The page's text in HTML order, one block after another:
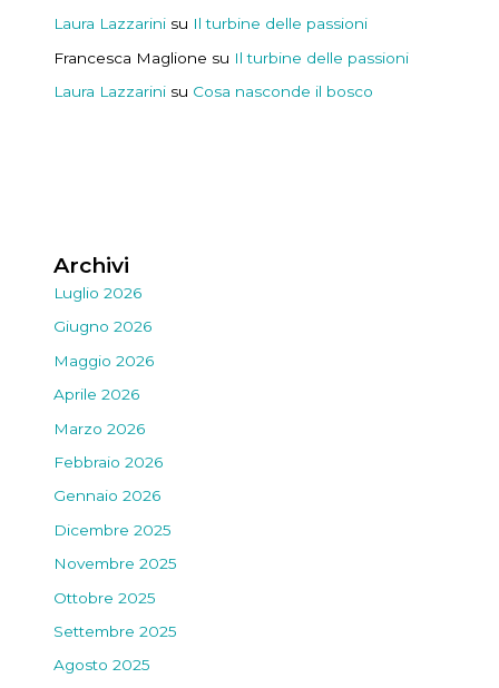
Laura Lazzarini su Il turbine delle passioni
Francesca Maglione su Il turbine delle passioni
Laura Lazzarini su Cosa nasconde il bosco
Archivi
Luglio 2026
Giugno 2026
Maggio 2026
Aprile 2026
Marzo 2026
Febbraio 2026
Gennaio 2026
Dicembre 2025
Novembre 2025
Ottobre 2025
Settembre 2025
Agosto 2025